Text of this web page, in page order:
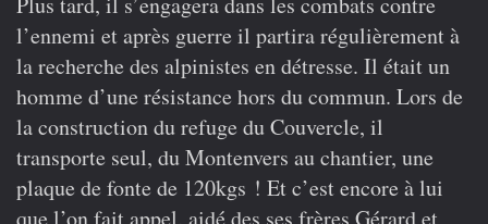
l’ennemi et après guerre il partira régulièrement à
la recherche des alpinistes en détresse. Il était un
homme d’une résistance hors du commun. Lors de
la construction du refuge du Couvercle, il
transporte seul, du Montenvers au chantier, une
plaque de fonte de 120kgs ! Et c’est encore à lui
que l’on fait appel, aidé des ses frères Gérard et